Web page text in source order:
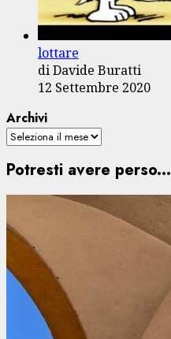
lottare
di Davide Buratti
12 Settembre 2020
Archivi
Potresti avere perso...